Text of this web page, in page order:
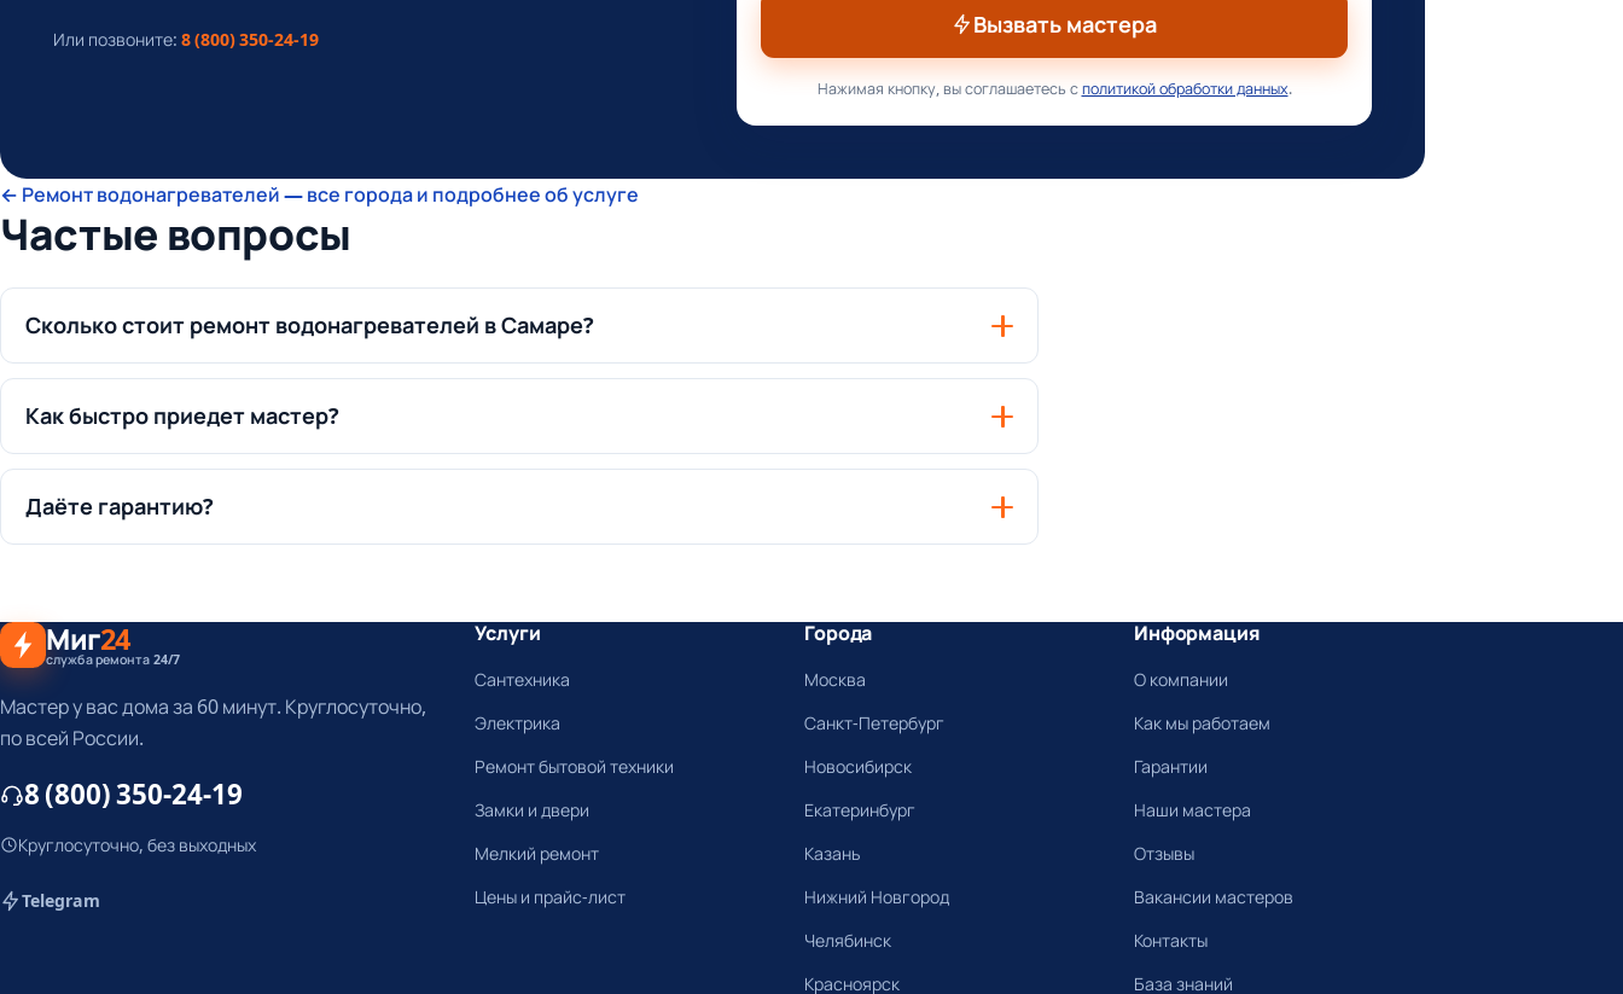
Или позвоните: 8 (800) 350-24-19
Вызвать мастера
Нажимая кнопку, вы соглашаетесь сполитикой обработки данных.
← Ремонт водонагревателей — все города и подробнее об услуге
Частые вопросы
Сколько стоит ремонт водонагревателей в Самаре?
Как быстро приедет мастер?
Даёте гарантию?
Миг24
служба ремонта 24/7
Мастер у вас дома за 60 минут. Круглосуточно,
по всей России.
8 (800) 350-24-19
Круглосуточно, без выходных
Telegram
Услуги
Сантехника
Электрика
Ремонт бытовой техники
Замки и двери
Мелкий ремонт
Цены и прайс-лист
Города
Москва
Санкт-Петербург
Новосибирск
Екатеринбург
Казань
Нижний Новгород
Челябинск
Красноярск
Информация
О компании
Как мы работаем
Гарантии
Наши мастера
Отзывы
Вакансии мастеров
Контакты
База знаний